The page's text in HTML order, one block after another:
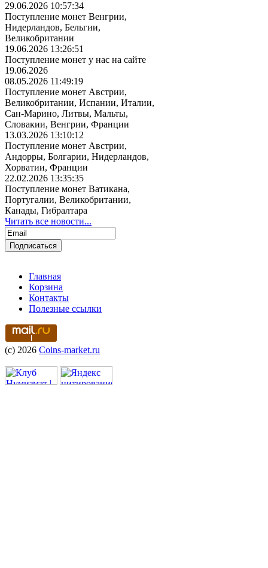
29.06.2026 10:57:34
Поступление монет Венгрии,
Нидерландов, Бельгии,
Великобритании
19.06.2026 13:26:51
Поступление монет у нас на сайте
19.06.2026
08.05.2026 11:49:19
Поступление монет Австрии,
Великобритании, Испании, Италии,
Сан-Марино, Литвы, Мальты,
Словакии, Венгрии, Франции
13.03.2026 13:10:12
Поступление монет Австрии,
Андорры, Болгарии, Нидерландов,
Хорватии, Франции
22.02.2026 13:35:35
Поступление монет Ватикана,
Португалии, Великобритании,
Канады, Гибралтара
Читать все новости...
Главная
Корзина
Контакты
Полезные ссылки
(c) 2026 Coins-market.ru